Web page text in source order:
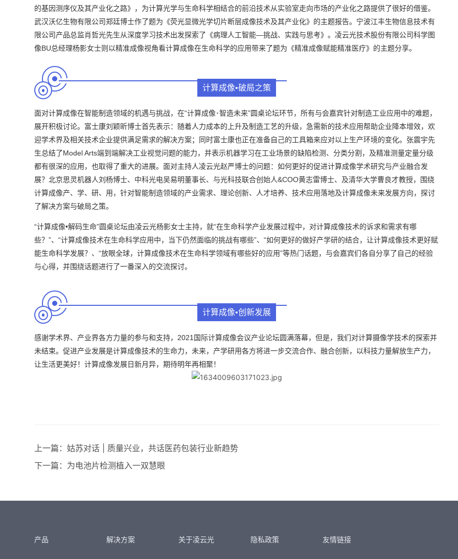
的基因测序仪及其产业化之路》，为计算光学与生命科学相结合的前沿技术从实验室走向市场的产业化之路提供了很好的借鉴。
武汉沃亿生物有限公司郑廷博士作了题为《荧光显微光学切片断层成像技术及其产业化》的主题报告。宁波江丰生物信息技术有
限公司产品总监肖哲光先生从深度学习技术出发探索了《病理人工智能—挑战、实践与思考》。凌云光技术股份有限公司科学图
像BU总经理杨影女士则以精准成像视角看计算成像在生命科学的应用带来了题为《精准成像赋能精准医疗》的主题分享。
计算成像•破局之策
面对计算成像在智能制造领域的机遇与挑战，在“计算成像･智造未来”圆桌论坛环节，所有与会嘉宾针对制造工业应用中的难题，
展开积极讨论。富士康刘颖昕博士首先表示：随着人力成本的上升及制造工艺的升级，急需新的技术应用帮助企业降本增效，欢
迎学术界及相关技术企业提供满足需求的解决方案；同时富士康也正在准备自己的工具箱来应对以上生产环境的变化。张震宇先
生总结了Model Arts端到端解决工业视觉问题的能力，并表示机器学习在工业场景的缺陷检测、分类分割，及精准测量定量分级
都有很深的应用，也取得了重大的进展。面对主持人凌云光赵严博士的问题：如何更好的促进计算成像学术研究与产业融合发
展？北京思灵机器人刘杨博士、中科光电吴易明董事长、与光科技联合创始人&COO黄志雷博士、及清华大学曹良才教授，围绕
计算成像产、学、研、用，针对智能制造领域的产业需求、理论创新、人才培养、技术应用落地及计算成像未来发展方向，探讨
了解决方案与破局之策。
“计算成像•解码生命”圆桌论坛由凌云光杨影女士主持，就“在生命科学产业发展过程中，对计算成像技术的诉求和需求有哪
些？”、“计算成像技术在生命科学应用中，当下仍然面临的挑战有哪些”、“如何更好的做好产学研的结合，让计算成像技术更好赋
能生命科学发展？、“放眼全球，计算成像技术在生命科学领域有哪些好的应用”等热门话题，与会嘉宾们各自分享了自己的经验
与心得，并围绕话题进行了一番深入的交流探讨。
计算成像•创新发展
感谢学术界、产业界各方力量的参与和支持，2021国际计算成像会议产业论坛圆满落幕，但是，我们对计算摄像学技术的探索并
未结束。促进产业发展是计算成像技术的生命力，未来，产学研用各方将进一步交流合作、融合创新，以科技力量解放生产力，
让生活更美好！计算成像发展日新月异，期待明年再相聚！
上一篇：姑苏对话 | 质量兴业，共话医药包装行业新趋势
下一篇： 为电池片检测植入一双慧眼
产品 解决方案 关于凌云光 隐私政策 友情链接